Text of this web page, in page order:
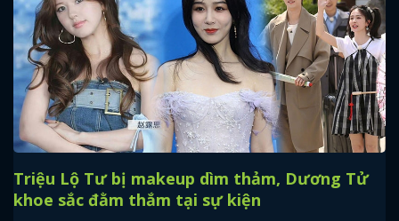
Triệu Lộ Tư bị makeup dìm thảm, Dương Tử
khoe sắc đằm thắm tại sự kiện